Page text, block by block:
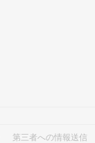
第三者への情報送信